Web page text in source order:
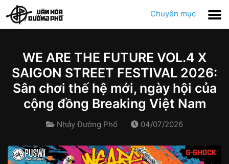
Chuyên mục
WE ARE THE FUTURE VOL.4 X
SAIGON STREET FESTIVAL 2026:
Sân chơi thế hệ mới, ngày hội của
cộng đồng Breaking Việt Nam
Nhảy Đường Phố 04/07/2026